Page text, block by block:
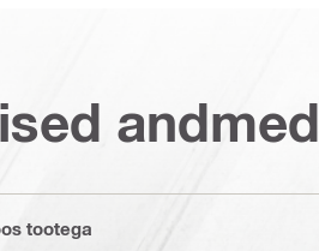
andmed
tootega